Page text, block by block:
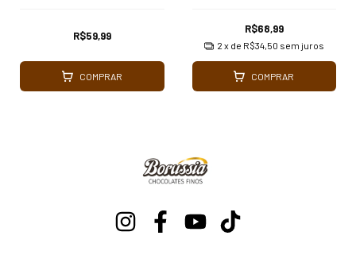
R$59,99
COMPRAR
R$68,99
2 x de R$34,50 sem juros
COMPRAR